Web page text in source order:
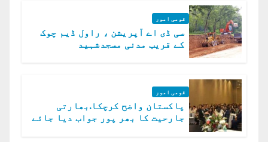
قومی امور
سی ڈی اے آپریشن ، راول ڈیم چوک
کے قریب مدنی مسجدشہید
قومی امور
پاکستان واضح کرچکا.بھارتی
جارحیت کا بھر پور جواب دیا جائے